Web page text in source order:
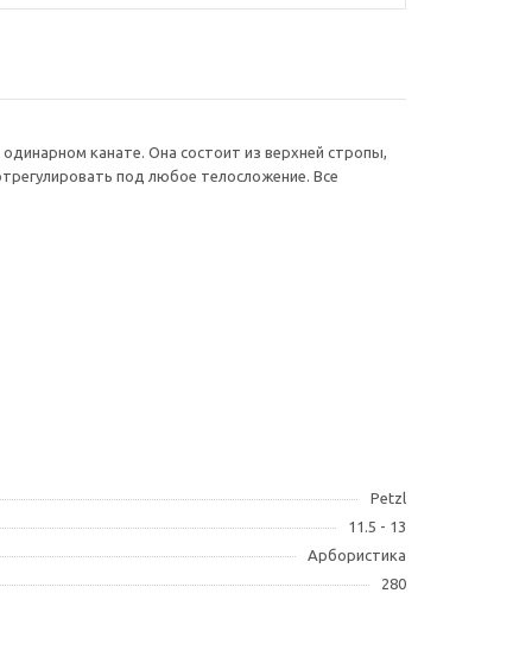
одинарном канате. Она состоит из верхней стропы,
под любое телосложение. Все
Petzl
11.5 - 13
Арбористика
280